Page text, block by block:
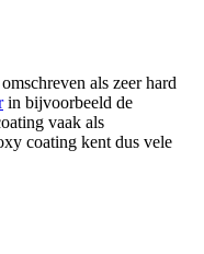
als zeer hard
in bijvoorbeeld de
vaak als
coating kent dus vele